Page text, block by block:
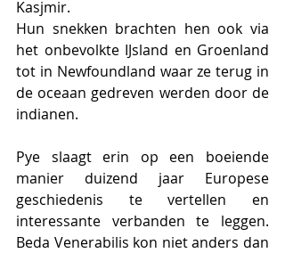
Kasjmir.
Hun snekken brachten hen ook via
het onbevolkte IJsland en Groenland
tot in Newfoundland waar ze terug in
de oceaan gedreven werden door de
indianen.
Pye slaagt erin op een boeiende
manier duizend jaar Europese
geschiedenis te vertellen en
interessante verbanden te leggen.
Beda Venerabilis kon niet anders dan